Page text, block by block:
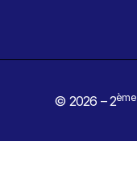
© 2026 – 2ème